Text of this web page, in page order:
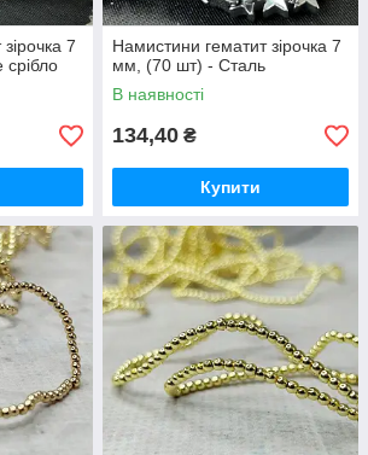
7
Намистини гематит зірочка 7
мм, (70 шт) - Сталь
В наявності
134,40 ₴
Купити